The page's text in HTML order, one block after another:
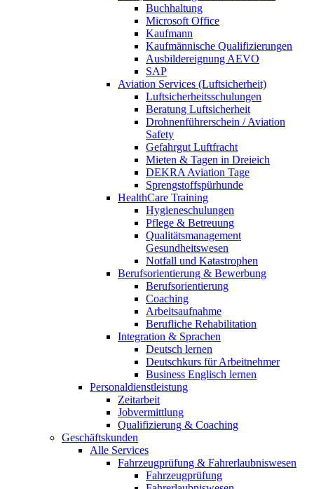
Buchhaltung
Microsoft Office
Kaufmann
Kaufmännische Qualifizierungen
Ausbildereignung AEVO
SAP
Aviation Services (Luftsicherheit)
Luftsicherheitsschulungen
Beratung Luftsicherheit
Drohnenführerschein / Aviation
Safety
Gefahrgut Luftfracht
Mieten & Tagen in Dreieich
DEKRA Aviation Tage
Sprengstoffspürhunde
HealthCare Training
Hygieneschulungen
Pflege & Betreuung
Qualitätsmanagement
Gesundheitswesen
Notfall und Katastrophen
Berufsorientierung & Bewerbung
Berufsorientierung
Coaching
Arbeitsaufnahme
Berufliche Rehabilitation
Integration & Sprachen
Deutsch lernen
Deutschkurs für Arbeitnehmer
Business Englisch lernen
Personaldienstleistung
Zeitarbeit
Jobvermittlung
Qualifizierung & Coaching
Geschäftskunden
Alle Services
Fahrzeugprüfung & Fahrerlaubniswesen
Fahrzeugprüfung